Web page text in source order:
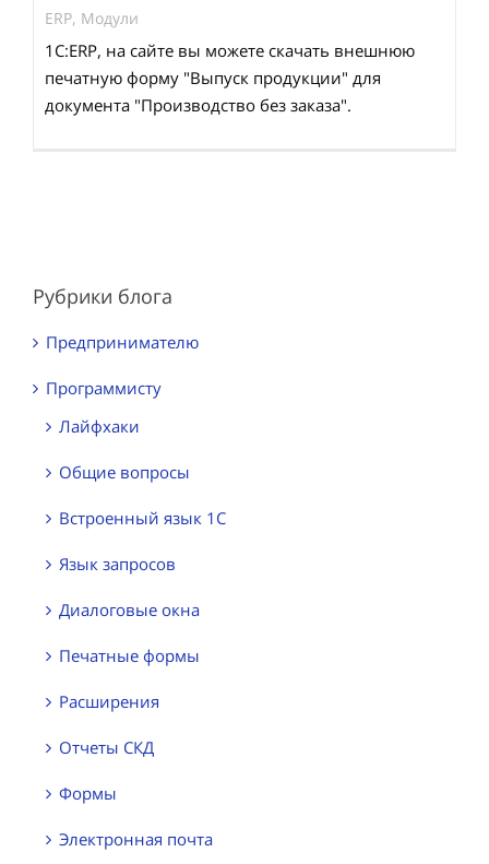
ERP, Модули
1С:ERP, на сайте вы можете скачать внешнюю
печатную форму "Выпуск продукции" для
документа "Производство без заказа".
Рубрики блога
Предпринимателю
Программисту
Лайфхаки
Общие вопросы
Встроенный язык 1С
Язык запросов
Диалоговые окна
Печатные формы
Расширения
Отчеты СКД
Формы
Электронная почта